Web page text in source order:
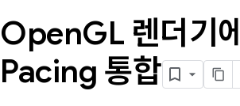
OpenGL 렌더기
Pacing 통합